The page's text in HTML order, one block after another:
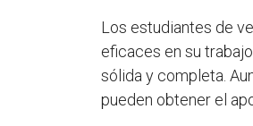
Los estudiantes de
eficaces en su
sólida y completa.
pueden obtener el